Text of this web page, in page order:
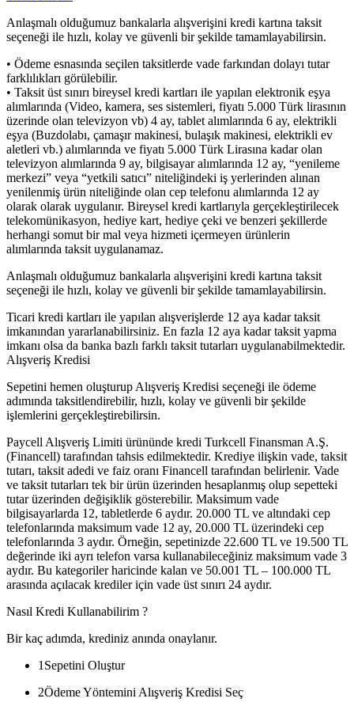
Anlaşmalı olduğumuz bankalarla alışverişini kredi kartına taksit
seçeneği ile hızlı, kolay ve güvenli bir şekilde tamamlayabilirsin.
• Ödeme esnasında seçilen taksitlerde vade farkından dolayı tutar
farklılıkları görülebilir.
• Taksit üst sınırı bireysel kredi kartları ile yapılan elektronik eşya
alımlarında (Video, kamera, ses sistemleri, fiyatı 5.000 Türk lirasının
üzerinde olan televizyon vb) 4 ay, tablet alımlarında 6 ay, elektrikli
eşya (Buzdolabı, çamaşır makinesi, bulaşık makinesi, elektrikli ev
aletleri vb.) alımlarında ve fiyatı 5.000 Türk Lirasına kadar olan
televizyon alımlarında 9 ay, bilgisayar alımlarında 12 ay, “yenileme
merkezi” veya “yetkili satıcı” niteliğindeki iş yerlerinden alınan
yenilenmiş ürün niteliğinde olan cep telefonu alımlarında 12 ay
olarak olarak uygulanır. Bireysel kredi kartlarıyla gerçekleştirilecek
telekomünikasyon, hediye kart, hediye çeki ve benzeri şekillerde
herhangi somut bir mal veya hizmeti içermeyen ürünlerin
alımlarında taksit uygulanamaz.
Anlaşmalı olduğumuz bankalarla alışverişini kredi kartına taksit
seçeneği ile hızlı, kolay ve güvenli bir şekilde tamamlayabilirsin.
Ticari kredi kartları ile yapılan alışverişlerde 12 aya kadar taksit
imkanından yararlanabilirsiniz. En fazla 12 aya kadar taksit yapma
imkanı olsa da banka bazlı farklı taksit tutarları uygulanabilmektedir.
Alışveriş Kredisi
Sepetini hemen oluşturup Alışveriş Kredisi seçeneği ile ödeme
adımında taksitlendirebilir, hızlı, kolay ve güvenli bir şekilde
işlemlerini gerçekleştirebilirsin.
Paycell Alışveriş Limiti ürününde kredi Turkcell Finansman A.Ş.
(Financell) tarafından tahsis edilmektedir. Krediye ilişkin vade, taksit
tutarı, taksit adedi ve faiz oranı Financell tarafından belirlenir. Vade
ve taksit tutarları tek bir ürün üzerinden hesaplanmış olup sepetteki
tutar üzerinden değişiklik gösterebilir. Maksimum vade
bilgisayarlarda 12, tabletlerde 6 aydır. 20.000 TL ve altındaki cep
telefonlarında maksimum vade 12 ay, 20.000 TL üzerindeki cep
telefonlarında 3 aydır. Örneğin, sepetinizde 22.600 TL ve 19.500 TL
değerinde iki ayrı telefon varsa kullanabileceğiniz maksimum vade 3
aydır. Bu kategoriler haricinde kalan ve 50.001 TL – 100.000 TL
arasında açılacak krediler için vade üst sınırı 24 aydır.
Nasıl Kredi Kullanabilirim ?
Bir kaç adımda, krediniz anında onaylanır.
1 Sepetini Oluştur
2Ödeme Yöntemini Alışveriş Kredisi Seç